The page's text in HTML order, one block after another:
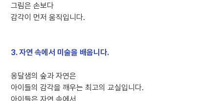
그림은 손보다
감각이 먼저 움직입니다.
3. 자연 속에서 미술을 배웁니다.
옹달샘의 숲과 자연은
아이들의 감각을 깨우는 최고의 교실입니다.